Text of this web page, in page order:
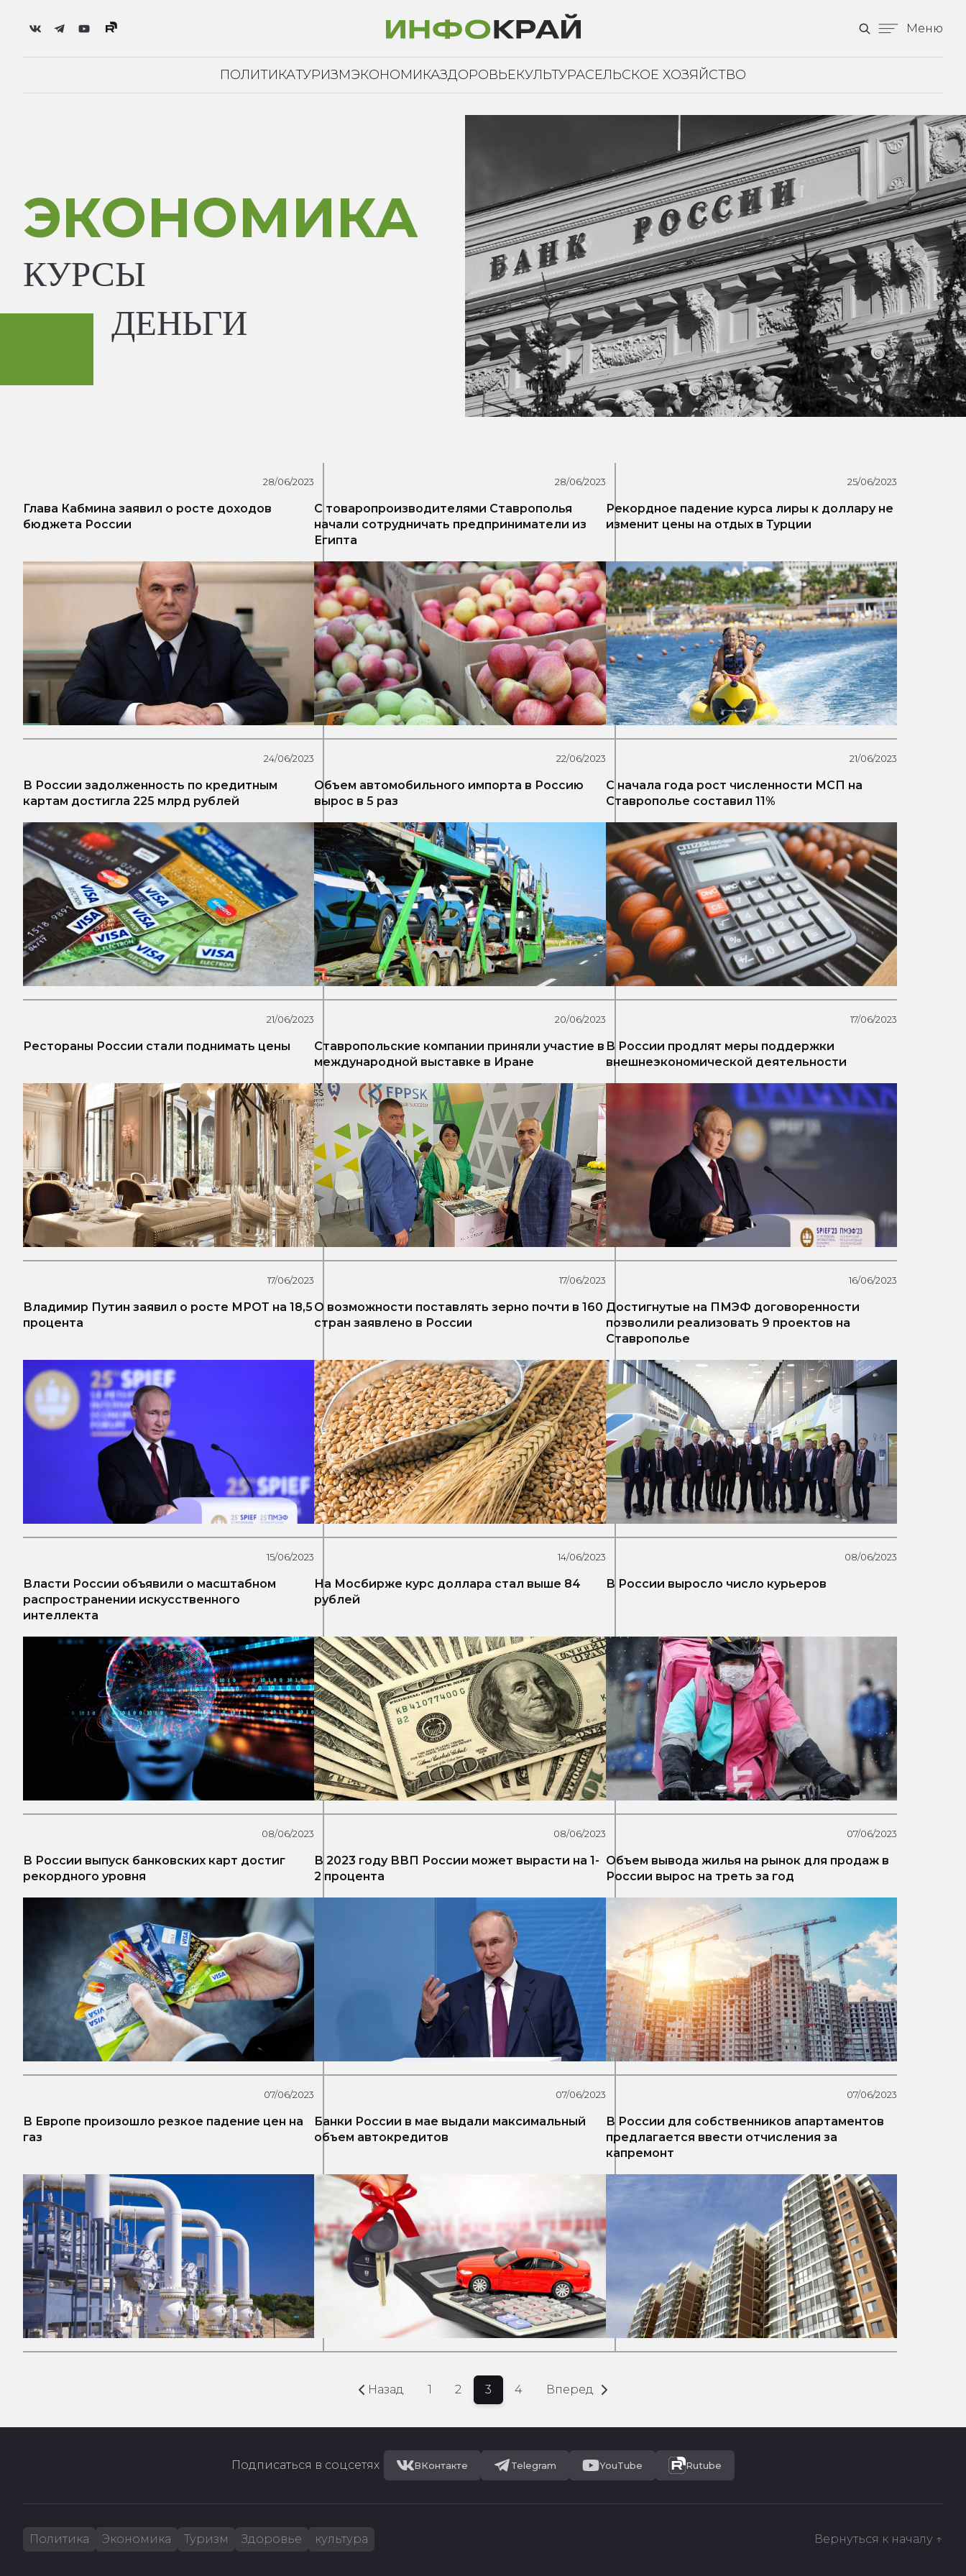
Меню
ПОЛИТИКАТУРИЗМЭКОНОМИКАЗДОРОВЬЕКУЛЬТУРАСЕЛЬСКОЕ ХОЗЯЙСТВО
ЭКОНОМИКА
КУРСЫ
ДЕНЬГИ
28/06/2023
Глава Кабмина заявил о росте доходов
бюджета России
28/06/2023
С товаропроизводителями Ставрополья
начали сотрудничать предприниматели из
Египта
25/06/2023
Рекордное падение курса лиры к доллару не
изменит цены на отдых в Турции
24/06/2023
В России задолженность по кредитным
картам достигла 225 млрд рублей
22/06/2023
Объем автомобильного импорта в Россию
вырос в 5 раз
21/06/2023
С начала года рост численности МСП на
Ставрополье составил 11%
21/06/2023
Рестораны России стали поднимать цены
20/06/2023
Ставропольские компании приняли участие в
международной выставке в Иране
17/06/2023
В России продлят меры поддержки
внешнеэкономической деятельности
17/06/2023
Владимир Путин заявил о росте МРОТ на 18,5
процента
17/06/2023
О возможности поставлять зерно почти в 160
стран заявлено в России
16/06/2023
Достигнутые на ПМЭФ договоренности
позволили реализовать 9 проектов на
Ставрополье
15/06/2023
Власти России объявили о масштабном
распространении искусственного
интеллекта
14/06/2023
На Мосбирже курс доллара стал выше 84
рублей
08/06/2023
В России выросло число курьеров
08/06/2023
В России выпуск банковских карт достиг
рекордного уровня
08/06/2023
В 2023 году ВВП России может вырасти на 1-
2 процента
07/06/2023
Объем вывода жилья на рынок для продаж в
России вырос на треть за год
07/06/2023
В Европе произошло резкое падение цен на
газ
07/06/2023
Банки России в мае выдали максимальный
объем автокредитов
07/06/2023
В России для собственников апартаментов
предлагается ввести отчисления за
капремонт
Назад 1 2 3 4 Вперед
Подписаться в соцсетях ВКонтакте Telegram YouTube Rutube
Политика Экономика Туризм Здоровье культура Вернуться к началу ↑